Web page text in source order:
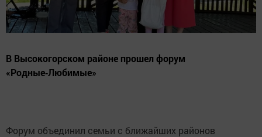
В Высокогорском районе прошел форум
«Родные‑Любимые»
Форум объединил семьи с ближайших районов